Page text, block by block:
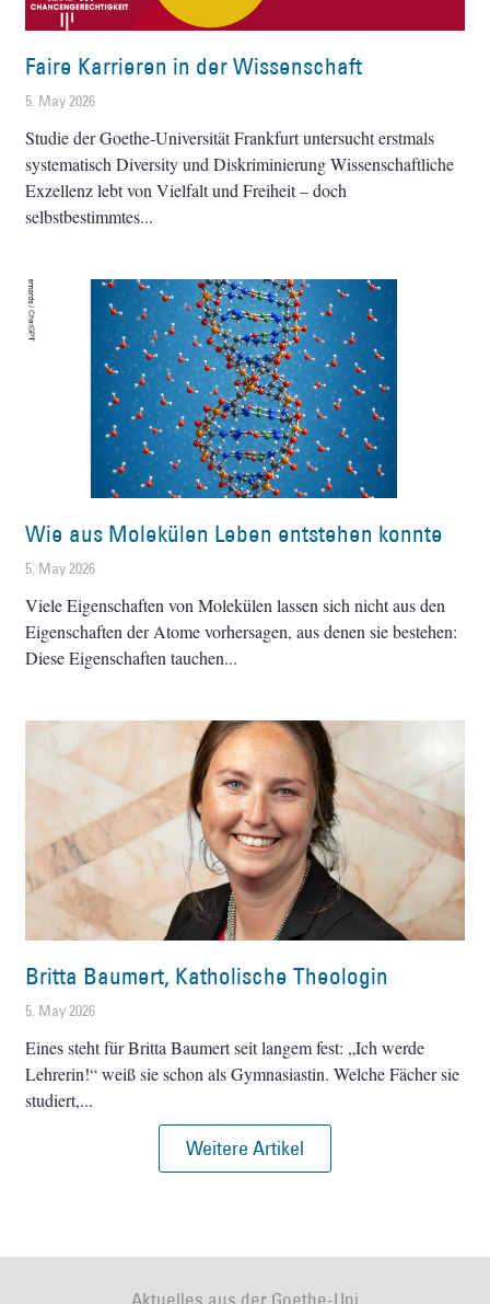
Faire Karrieren in der Wissenschaft
5. May 2026
Studie der Goethe-Universität Frankfurt untersucht erstmals
systematisch Diversity und Diskriminierung Wissenschaftliche
Exzellenz lebt von Vielfalt und Freiheit – doch
selbstbestimmtes
Wie aus Molekülen Leben entstehen konnte
5. May 2026
Viele Eigenschaften von Molekülen lassen sich nicht aus den
Eigenschaften der Atome vorhersagen, aus denen sie bestehen:
Diese Eigenschaften tauchen
Britta Baumert, Katholische Theologin
5. May 2026
Eines steht für Britta Baumert seit langem fest: „Ich werde
Lehrerin!“ weiß sie schon als Gymnasiastin. Welche Fächer sie
studiert,
Weitere Artikel
Aktuelles aus der Goethe-Uni